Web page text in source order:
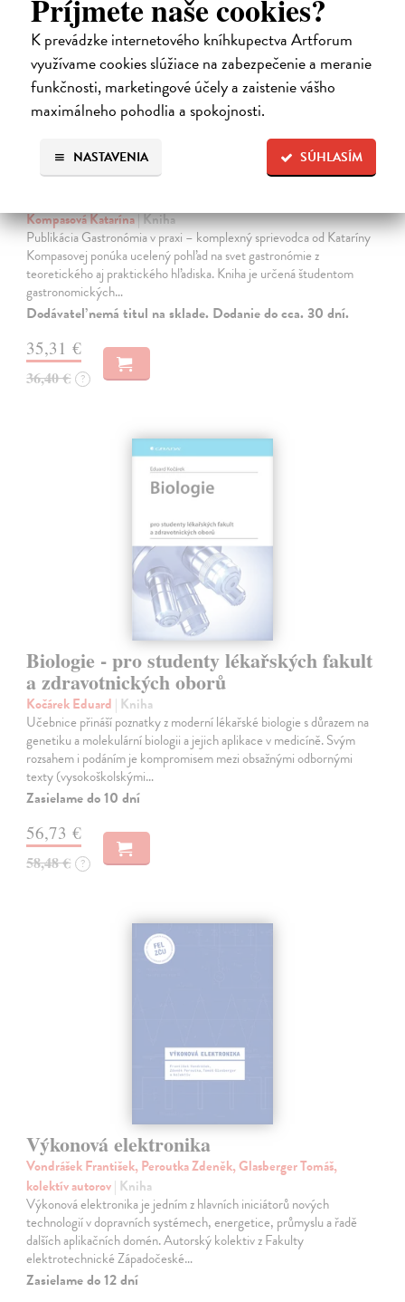
Príjmete naše cookies?
K prevádzke internetového kníhkupectva Artforum
využívame cookies slúžiace na zabezpečenie a meranie
funkčnosti, marketingové účely a zaistenie vášho
maximálneho pohodlia a spokojnosti.
SÚHLASÍM
NASTAVENIA
Gastronómia v praxi komplexný
Kompasová Katarína| Kniha
Publikácia Gastronómia v praxi – komplexný sprievodca od Kataríny
Kompasovej ponúka ucelený pohľad na svet gastronómie z
teoretického aj praktického hľadiska. Kniha je určená študentom
gastronomických…
Dodávateľ nemá titul na sklade. Dodanie do cca. 30 dní.
35,31 €
36,40 € ?
Biologie - pro studenty lékařských fakult
a zdravotnických oborů
Kočárek Eduard | Kniha
Učebnice přináší poznatky z moderní lékařské biologie s důrazem na
genetiku a molekulární biologii a jejich aplikace v medicíně. Svým
rozsahem i podáním je kompromisem mezi obsažnými odbornými
texty (vysokoškolskými…
Zasielame do 10 dní
56,73 €
58,48 € ?
Výkonová elektronika
Vondrášek František, Peroutka Zdeněk, Glasberger Tomáš,
kolektív autorov| Kniha
Výkonová elektronika je jedním z hlavních iniciátorů nových
technologií v dopravních systémech, energetice, průmyslu a řadě
dalších aplikačních domén. Autorský kolektiv z Fakulty
elektrotechnické Západočeské…
Zasielame do 12 dní